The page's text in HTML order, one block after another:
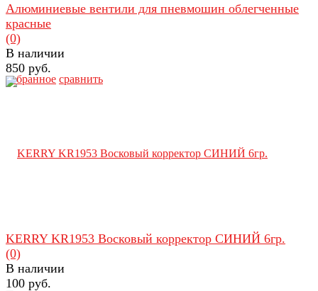
избранное сравнить
Алюминиевые вентили для пневмошин облегченные
красные
(0)
В наличии
850 руб.
KERRY KR1953 Восковый корректор СИНИЙ 6гр.
(0)
В наличии
100 руб.